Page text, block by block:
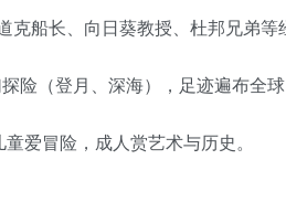
克船长、向日葵教授、杜邦兄弟等
险（登月、深海），足迹遍布全
爱冒险，成人赏艺术与历史。